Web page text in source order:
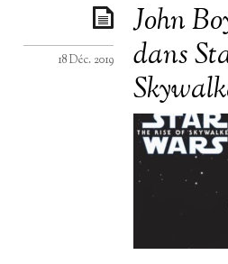
John
dans
18 Déc. 2019